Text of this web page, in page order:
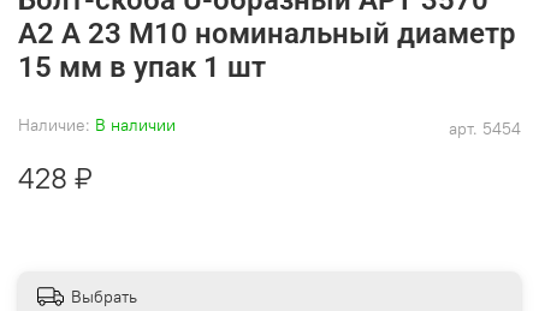
арт. 5454
Наличие: В наличии
А2 A 23 M10 номинальный диаметр
15 мм в упак 1 шт
428 ₽
Выбрать